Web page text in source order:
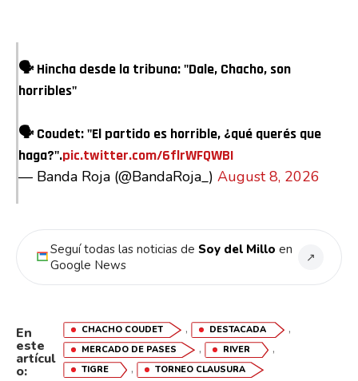
🗣 Hincha desde la tribuna: "Dale, Chacho, son
horribles"
🗣 Coudet: "El partido es horrible, ¿qué querés que
haga?".pic.twitter.com/6flrWFQWBI
— Banda Roja (@BandaRoja_) August 8, 2026
Seguí todas las noticias de Soy del Millo en
Google News
↗
En
este
artícul
o:
CHACHO COUDET , DESTACADA ,
MERCADO DE PASES , RIVER ,
TIGRE , TORNEO CLAUSURA